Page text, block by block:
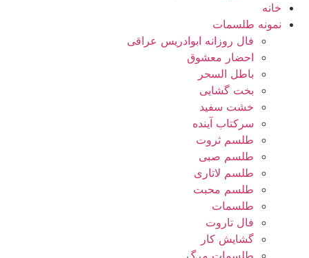
خانه
نمونه طلسمات
فال روزانه ابوادریس عراقی
احضار معشوق
باطل السحر
بخت گشایی
خشت سفید
سرکتاب آینده
طلسم ثروت
طلسم صبی
طلسم لاتاری
طلسم محبت
طلسمات
فال تاروت
گشایش کار
طلسمات مرگ